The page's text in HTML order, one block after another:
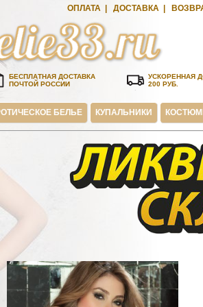
ОПЛАТА| ДОСТАВКА|
БЕСПЛАТНАЯ ДОСТАВКА
ПОЧТОЙ РОССИИ
УСКОРЕННАЯ
200 РУБ.
БЕЛЬЕ КУПАЛЬНИКИ